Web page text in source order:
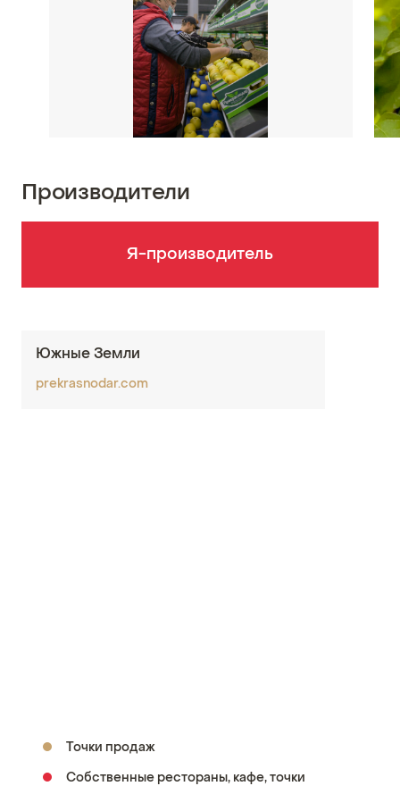
Производители
Я-производитель
Южные Земли
prekrasnodar.com
Точки продаж
Собственные рестораны, кафе, точки